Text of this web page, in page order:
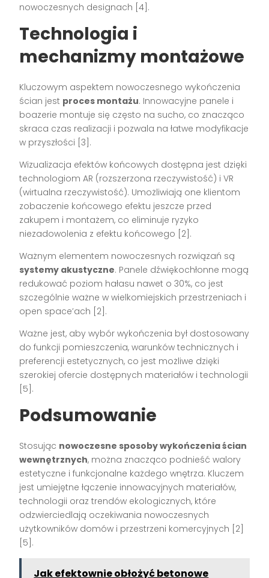
nowoczesnych designach [4].
Technologia i
mechanizmy montażowe
Kluczowym aspektem nowoczesnego wykończenia
ścian jest proces montażu. Innowacyjne panele i
boazerie montuje się często na sucho, co znacząco
skraca czas realizacji i pozwala na łatwe modyfikacje
w przyszłości [3].
Wizualizacja efektów końcowych dostępna jest dzięki
technologiom AR (rozszerzona rzeczywistość) i VR
(wirtualna rzeczywistość). Umożliwiają one klientom
zobaczenie końcowego efektu jeszcze przed
zakupem i montażem, co eliminuje ryzyko
niezadowolenia z efektu końcowego [2].
Ważnym elementem nowoczesnych rozwiązań są
systemy akustyczne. Panele dźwiękochłonne mogą
redukować poziom hałasu nawet o 30%, co jest
szczególnie ważne w wielkomiejskich przestrzeniach i
open space’ach [2].
Ważne jest, aby wybór wykończenia był dostosowany
do funkcji pomieszczenia, warunków technicznych i
preferencji estetycznych, co jest możliwe dzięki
szerokiej ofercie dostępnych materiałów i technologii
[5].
Podsumowanie
Stosując nowoczesne sposoby wykończenia ścian
wewnętrznych, można znacząco podnieść walory
estetyczne i funkcjonalne każdego wnętrza. Kluczem
jest umiejętne łączenie innowacyjnych materiałów,
technologii oraz trendów ekologicznych, które
odzwierciedlają oczekiwania nowoczesnych
użytkowników domów i przestrzeni komercyjnych [2]
[5].
Jak efektownie obłożyć betonowe